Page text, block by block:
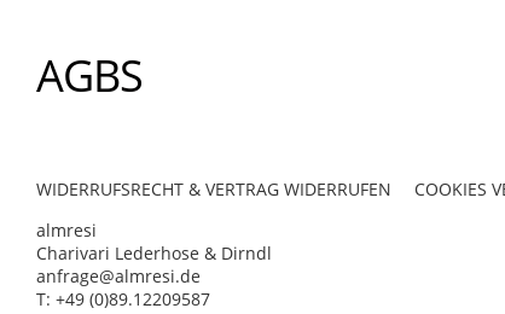
AGBS
WIDERRUFSRECHT & VERTRAG WIDERRUFEN COOKIES
almresi
Charivari Lederhose & Dirndl
anfrage@almresi.de
T: +49 (0)89.12209587